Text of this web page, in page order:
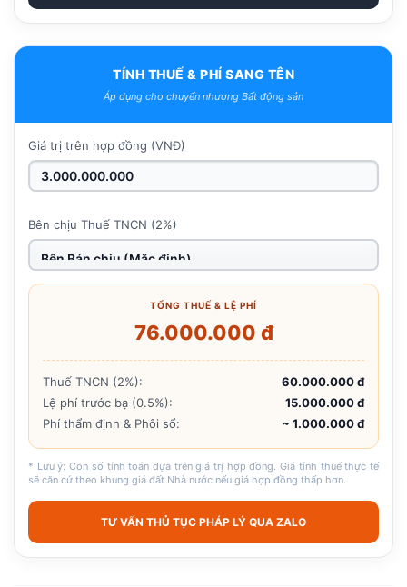
TÍNH THUẾ & PHÍ SANG TÊN
Áp dụng cho chuyển nhượng Bất động sản
Giá trị trên hợp đồng (VNĐ)
Bên chịu Thuế TNCN (2%)
TỔNG THUẾ & LỆ PHÍ
76.000.000 đ
Thuế TNCN (2%):
60.000.000 đ
Lệ phí trước bạ (0.5%):
15.000.000 đ
Phí thẩm định & Phôi sổ:
~ 1.000.000 đ
* Lưu ý: Con số tính toán dựa trên giá trị hợp đồng. Giá tính thuế thực tế
sẽ căn cứ theo khung giá đất Nhà nước nếu giá hợp đồng thấp hơn.
TƯ VẤN THỦ TỤC PHÁP LÝ QUA ZALO